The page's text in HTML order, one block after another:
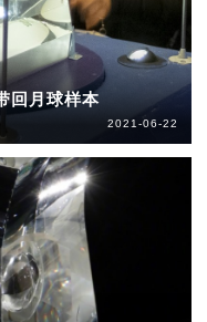
回月球样本
2021-06-22